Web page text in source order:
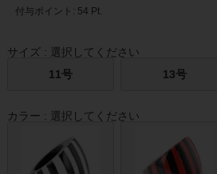
付与ポイント: 54 Pt.
サイズ
選択してください
11号
13号
カラー 選択してください